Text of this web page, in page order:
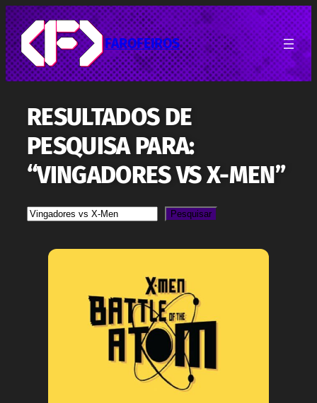
Pular
para
o
conteúdo
FAROFEIROS
RESULTADOS DE
PESQUISA PARA:
“VINGADORES VS X-MEN”
Pesquisa Pesquisar